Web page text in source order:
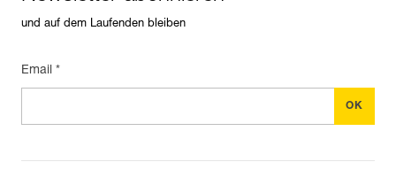
und auf dem Laufenden bleiben
Email *